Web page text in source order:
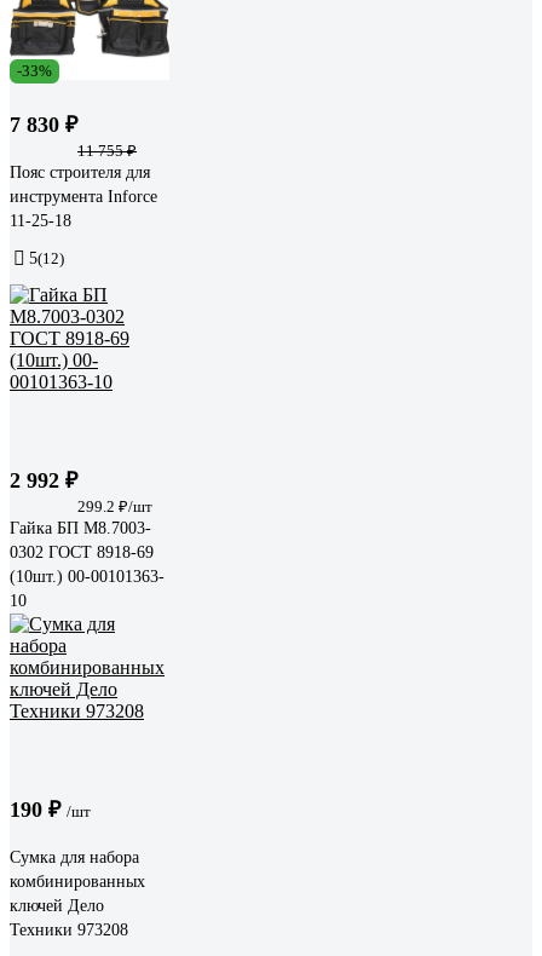
-33%
7 830 ₽
11 755 ₽
Пояс строителя для
инструмента Inforce
11-25-18
5(12)
2 992 ₽
299.2 ₽/шт
Гайка БП М8.7003-
0302 ГОСТ 8918-69
(10шт.) 00-00101363-
10
190 ₽ /шт
Сумка для набора
комбинированных
ключей Дело
Техники 973208